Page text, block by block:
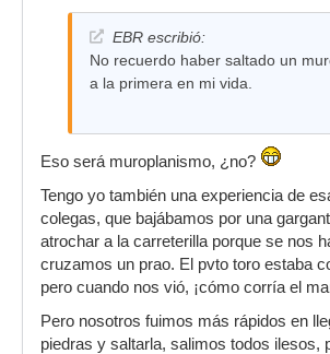
EBR escribió:
No recuerdo haber saltado un
a la primera en mi vida.
Eso será muroplanismo, ¿no?
Tengo yo también una experiencia de
colegas, que bajábamos por una
atrochar a la carreterilla porque se nos
cruzamos un prao. El pvto toro estaba
pero cuando nos vió, ¡cómo corría el
Pero nosotros fuimos más rápidos en
piedras y saltarla, salimos todos ilesos,